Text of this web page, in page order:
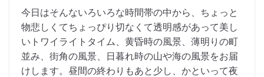
今日はそんないろいろな時間帯の中から、ちょっと
物悲しくてちょっぴり切なくて透明感があって美し
いトワイライトタイム、黄昏時の風景、薄明りの町
並み、街角の風景、日暮れ時の山や海の風景をお届
けします。昼間の終わりもあと少し、かといって夜